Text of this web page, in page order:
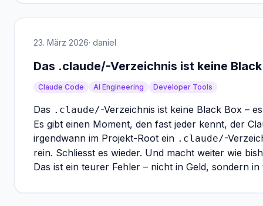
23. März 2026· daniel
Das .claude/-Verzeichnis ist keine
Claude Code AI Engineering Developer Tools
Das .claude/-Verzeichnis ist keine Black Box –
Es gibt einen Moment, den fast jeder kennt, der
irgendwann im Projekt-Root ein .claude/-
rein. Schliesst es wieder. Und macht weiter wie
Das ist ein teurer Fehler – nicht in Geld, sondern